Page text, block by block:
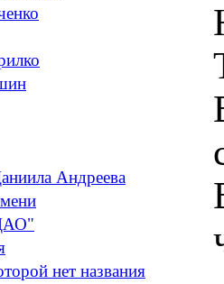
Андреева
нет названия